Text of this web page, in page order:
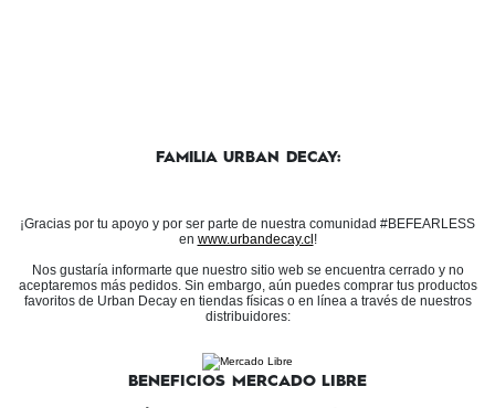
FAMILIA URBAN DECAY:
¡Gracias por tu apoyo y por ser parte de nuestra comunidad #BEFEARLESS
en www.urbandecay.cl !
Nos gustaría informarte que nuestro sitio web se encuentra cerrado y no
aceptaremos más pedidos. Sin embargo, aún puedes comprar tus productos
favoritos de Urban Decay en tiendas físicas o en línea a través de nuestros
distribuidores:
BENEFICIOS MERCADO LIBRE